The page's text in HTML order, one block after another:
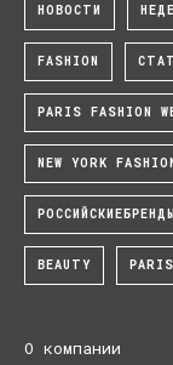
НОВОСТИ
FASHION
PARIS FASHION
NEW YORK
РОССИЙСКИЕБРЕНДЫ
BEAUTY PARIS
О компании